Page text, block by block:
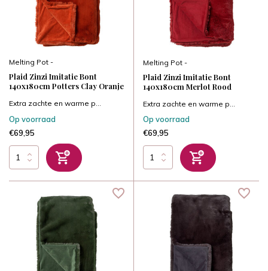
Melting Pot -
Plaid Zinzi Imitatie Bont
140x180cm Potters Clay Oranje
Extra zachte en warme p...
Op voorraad
€69,95
Melting Pot -
Plaid Zinzi Imitatie Bont
140x180cm Merlot Rood
Extra zachte en warme p...
Op voorraad
€69,95